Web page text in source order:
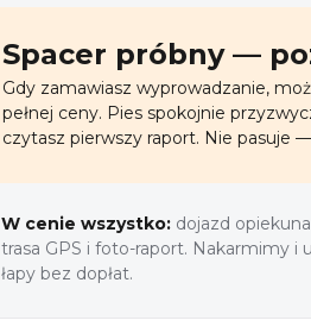
Spacer próbny —
Gdy zamawiasz wyprowadzanie,
pełnej ceny. Pies spokojnie
czytasz pierwszy raport. Nie pasuje
W cenie wszystko: dojazd
trasa GPS i foto-raport. Nakarmimy i
łapy bez dopłat.